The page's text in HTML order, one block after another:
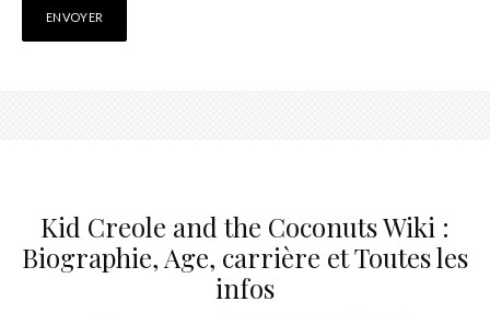
Kid Creole and the Coconuts Wiki :
Biographie, Age, carrière et Toutes les
infos